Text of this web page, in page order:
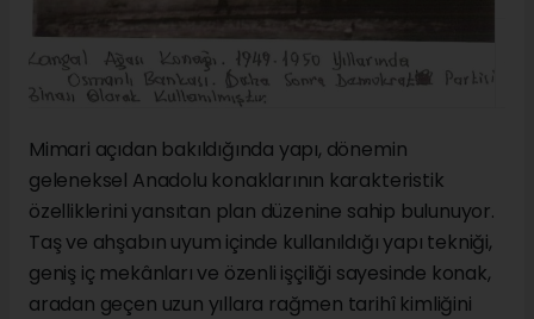
Mimari açıdan bakıldığında yapı, dönemin
geleneksel Anadolu konaklarının karakteristik
özelliklerini yansıtan plan düzenine sahip bulunuyor.
Taş ve ahşabın uyum içinde kullanıldığı yapı tekniği,
geniş iç mekânları ve özenli işçiliği sayesinde konak,
aradan geçen uzun yıllara rağmen tarihî kimliğini